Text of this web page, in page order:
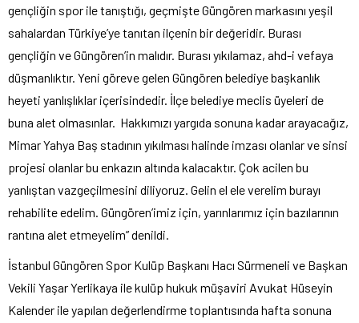
gençliğin spor ile tanıştığı, geçmişte Güngören markasını yeşil
sahalardan Türkiye’ye tanıtan ilçenin bir değeridir. Burası
gençliğin ve Güngören’in malıdır. Burası yıkılamaz, ahd-i vefaya
düşmanlıktır. Yeni göreve gelen Güngören belediye başkanlık
heyeti yanlışlıklar içerisindedir. İlçe belediye meclis üyeleri de
buna alet olmasınlar. Hakkımızı yargıda sonuna kadar arayacağız,
Mimar Yahya Baş stadının yıkılması halinde imzası olanlar ve sinsi
projesi olanlar bu enkazın altında kalacaktır. Çok acilen bu
yanlıştan vazgeçilmesini diliyoruz. Gelin el ele verelim burayı
rehabilite edelim. Güngören’imiz için, yarınlarımız için bazılarının
rantına alet etmeyelim” denildi.
İstanbul Güngören Spor Kulüp Başkanı Hacı Sürmeneli ve Başkan
Vekili Yaşar Yerlikaya ile kulüp hukuk müşaviri Avukat Hüseyin
Kalender ile yapılan değerlendirme toplantısında hafta sonuna